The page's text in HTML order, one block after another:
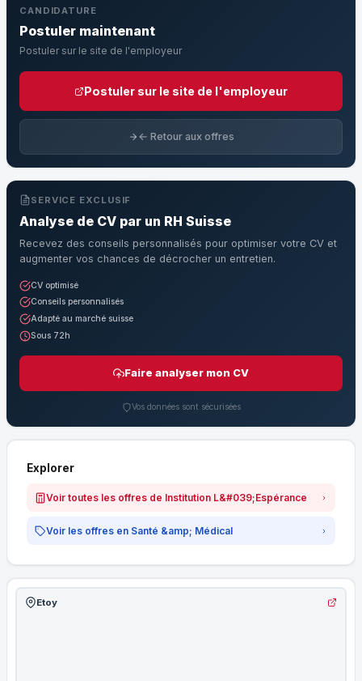
CANDIDATURE
Postuler maintenant
Postuler sur le site de l'employeur
Postuler sur le site de l'employeur
← Retour aux offres
SERVICE EXCLUSIF
Analyse de CV par un RH Suisse
Recevez des conseils personnalisés pour optimiser votre CV et
augmenter vos chances de décrocher un entretien.
CV optimisé
Conseils personnalisés
Adapté au marché suisse
Sous 72h
Faire analyser mon CV
Vos données sont sécurisées
Explorer
Voir toutes les offres de Institution L&#039;Espérance
Voir les offres en Santé &amp; Médical
Etoy